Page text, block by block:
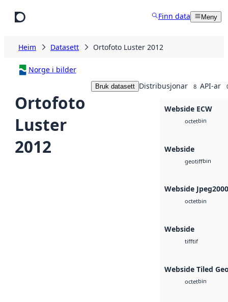
Finn data Meny
Heim Datasett Ortofoto Luster 2012
Norge i bilder
Ortofoto
Luster
2012
Bruk datasett Distribusjonar 8 API-ar
Webside ECW
octetbin
Webside
geotiffbin
Webside Jpeg2000
octetbin
Webside
tifftif
Webside Tiled
octetbin